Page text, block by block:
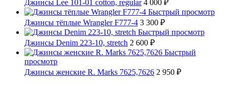
Джинсы Lee 101-01 cotton, regular 4 000 ₽
Быстрый просмотр
Джинсы тёплые Wrangler F777-4 3 300 ₽
Быстрый просмотр
Джинсы Denim 223-10, stretch 2 600 ₽
Быстрый
просмотр
Джинсы женские R. Marks 7625,7626 2 950 ₽